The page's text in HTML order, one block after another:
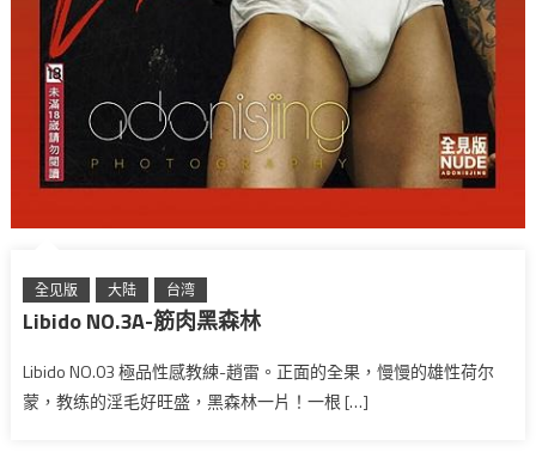
全见版 大陆 台湾
Libido NO.3A-筋肉黑森林
Libido NO.03 極品性感教練-趙雷。正面的全果，慢慢的雄性荷尔
蒙，教练的淫毛好旺盛，黑森林一片！一根 […]